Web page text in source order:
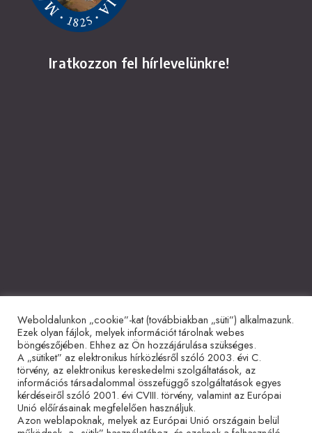
Iratkozzon fel hírlevelünkre!
Együttműködő partnerek
Weboldalunkon „cookie”-kat (továbbiakban „süti”) alkalmazunk.
Ezek olyan fájlok, melyek információt tárolnak webes
böngészőjében. Ehhez az Ön hozzájárulása szükséges.
A „sütiket” az elektronikus hírközlésről szóló 2003. évi C.
törvény, az elektronikus kereskedelmi szolgáltatások, az
információs társadalommal összefüggő szolgáltatások egyes
kérdéseiről szóló 2001. évi CVIII. törvény, valamint az Európai
Unió előírásainak megfelelően használjuk.
Azon weblapoknak, melyek az Európai Unió országain belül